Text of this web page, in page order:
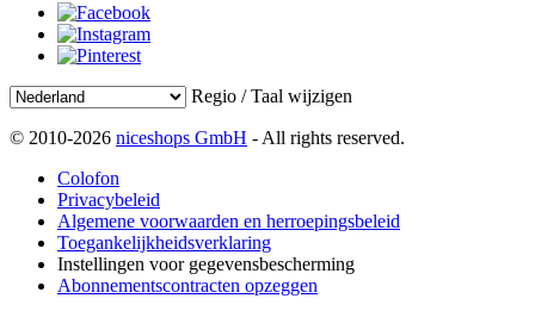
Regio / Taal wijzigen
© 2010-2026 niceshops GmbH - All rights reserved.
Colofon
Privacybeleid
Algemene voorwaarden en herroepingsbeleid
Toegankelijkheidsverklaring
Instellingen voor gegevensbescherming
Abonnementscontracten opzeggen